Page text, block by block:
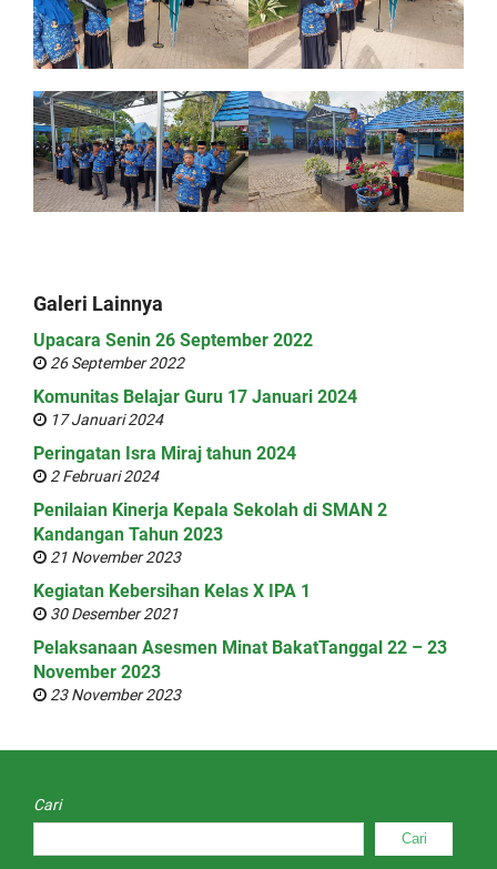
Galeri Lainnya
Upacara Senin 26 September 2022
26 September 2022
Komunitas Belajar Guru 17 Januari 2024
17 Januari 2024
Peringatan Isra Miraj tahun 2024
2 Februari 2024
Penilaian Kinerja Kepala Sekolah di SMAN 2
Kandangan Tahun 2023
21 November 2023
Kegiatan Kebersihan Kelas X IPA 1
30 Desember 2021
Pelaksanaan Asesmen Minat BakatTanggal 22 – 23
November 2023
23 November 2023
Cari
Cari